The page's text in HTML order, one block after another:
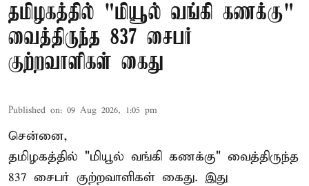
தமிழகத்தில் "மியூல் வங்கி கணக்கு"
வைத்திருந்த 837 சைபர்
குற்றவாளிகள் கைது
Published on: 09 Aug 2026, 1:05 pm
சென்னை,
தமிழகத்தில் "மியூல் வங்கி கணக்கு" வைத்திருந்த
837 சைபர் குற்றவாளிகள் கைது. இது